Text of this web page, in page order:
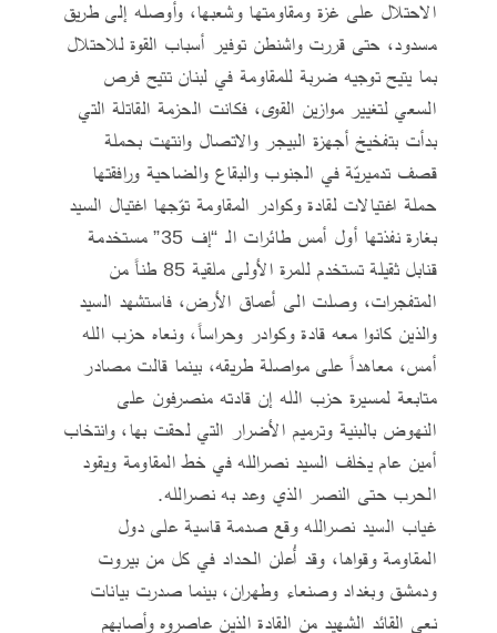
الاحتلال على غزة ومقاومتها وشعبها، وأوصله إلى طريق
مسدود، حتى قررت واشنطن توفير أسباب القوة للاحتلال
بما يتيح توجيه ضربة للمقاومة في لبنان تتيح فرص
السعي لتغيير موازين القوى، فكانت الحزمة القاتلة التي
بدأت بتفخيخ أجهزة البيجر والاتصال وانتهت بحملة
قصف تدميريّة في الجنوب والبقاع والضاحية ورافقتها
حملة اغتيالات لقادة وكوادر المقاومة توّجها اغتيال السيد
بغارة نفذتها أول أمس طائرات الـ “إف 35” مستخدمة
قنابل ثقيلة تستخدم للمرة الأولى ملقية 85 طناً من
المتفجرات، وصلت الى أعماق الأرض، فاستشهد السيد
والذين كانوا معه قادة وكوادر وحراساً، ونعاه حزب الله
أمس، معاهداً على مواصلة طريقه، بينما قالت مصادر
متابعة لمسيرة حزب الله إن قادته منصرفون على
النهوض بالبنية وترميم الأضرار التي لحقت بها، وانتخاب
أمين عام يخلف السيد نصرالله في خط المقاومة ويقود
الحرب حتى النصر الذي وعد به نصرالله.
غياب السيد نصرالله وقع صدمة قاسية على دول
المقاومة وقواها، وقد أُعلن الحداد في كل من بيروت
ودمشق وبغداد وصنعاء وطهران، بينما صدرت بيانات
نعي القائد الشهيد من القادة الذين عاصروه وأصابهم